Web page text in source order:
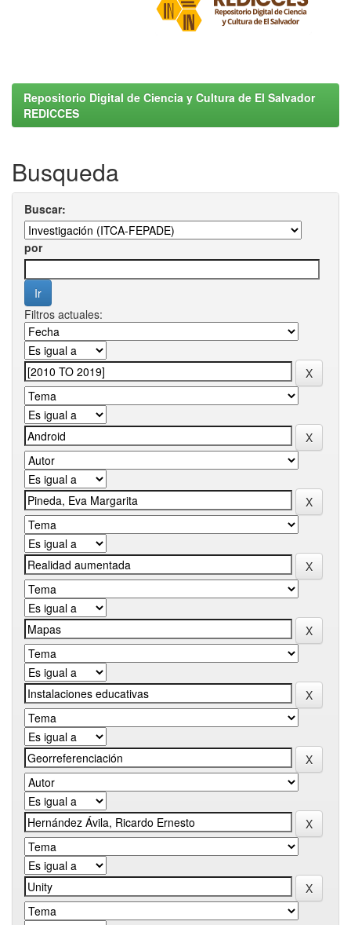
Repositorio Digital de Ciencia y Cultura de El Salvador
REDICCES
Busqueda
Buscar:
por
Filtros actuales: